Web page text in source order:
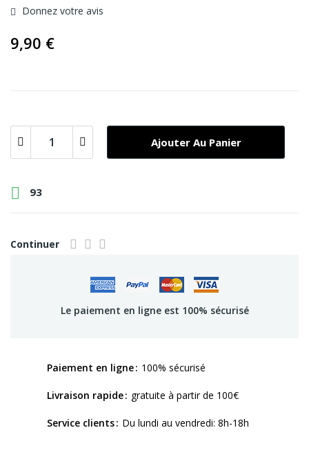
Donnez votre avis
9,90 €
Ajouter Au Panier
 93
Continuer
Le paiement en ligne est 100% sécurisé
Paiement en ligne 100% sécurisé
Livraison rapide gratuite à partir de 100€
Service clients Du lundi au vendredi: 8h-18h